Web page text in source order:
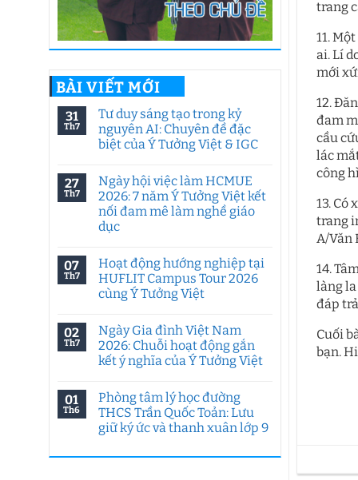
BÀI VIẾT MỚI
31
Th7
Tư duy sáng tạo trong kỷ
nguyên AI: Chuyên đề đặc
biệt của Ý Tưởng Việt & IGC
bình
luận
ở
Tư
duy
sáng
kỷ
nguyên
AI:
Chuyên
biệt
của
Ý
Tưởng
Việt
27
Th7
Ngày hội việc làm HCMUE
2026: 7 năm Ý Tưởng Việt kết
nối đam mê làm nghề giáo
dục
bình
luận
ở
Ngày
làm
HCMUE
2026:
7
năm
Việt
kết
nối
đam
nghề
07
Th7
Hoạt động hướng nghiệp tại
HUFLIT Campus Tour 2026
cùng Ý Tưởng Việt
bình
luận
ở
Hoạt
nghiệp
tại
HUFLIT
Campus
Tour
cùng
02
Th7
Ngày Gia đình Việt Nam
2026: Chuỗi hoạt động gắn
kết ý nghĩa của Ý Tưởng Việt
bình
luận
ở
Ngày
Gia
Việt
01
Th6
Phòng tâm lý học đường
THCS Trần Quốc Toản: Lưu
giữ ký ức và thanh xuân lớp 9
có
trang
11.
ai. Lí
mới
12.
đam
cầu
lác
công
13.
trang
A/Văn
14.
làng
đáp
Cuối
bạn.